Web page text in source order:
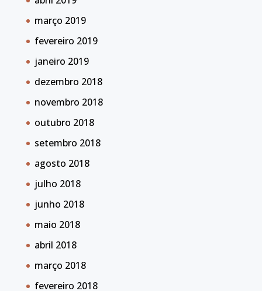
março 2019
fevereiro 2019
janeiro 2019
dezembro 2018
novembro 2018
outubro 2018
setembro 2018
agosto 2018
julho 2018
junho 2018
maio 2018
abril 2018
março 2018
fevereiro 2018